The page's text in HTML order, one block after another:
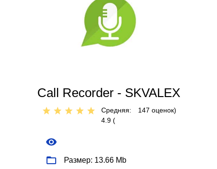
Call Recorder - SKVALEX
Средняя:
4.9 (
147 оценок)
Размер: 13.66 Mb